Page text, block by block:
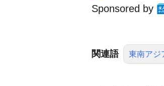
Sponsored by
関連語 東南アジ